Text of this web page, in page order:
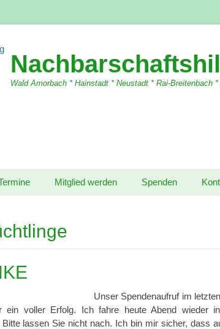
Wald Amorbach * Hainstadt * Neustadt * Rai-Breitenbach
Mitglied werden Spenden
Unser Spendenaufruf im
ein voller Erfolg. Ich fahre heute Abend wieder
lassen Sie nicht nach. Ich bin mir sicher, dass